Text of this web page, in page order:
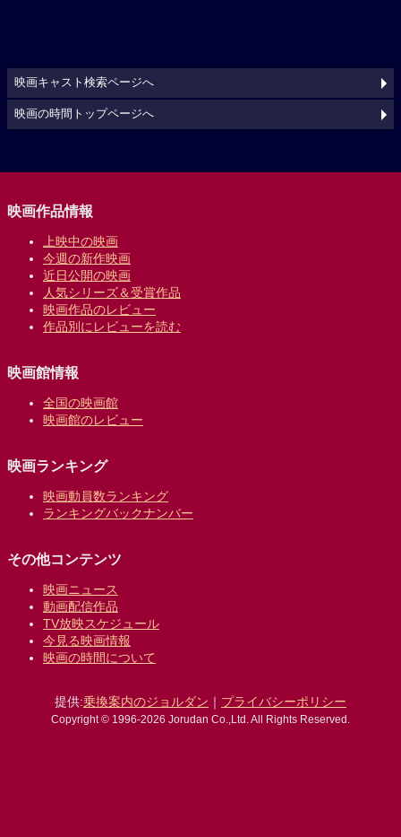
映画キャスト検索ページへ
映画の時間トップページへ
映画作品情報
上映中の映画
今週の新作映画
近日公開の映画
人気シリーズ＆受賞作品
映画作品のレビュー
作品別にレビューを読む
映画館情報
全国の映画館
映画館のレビュー
映画ランキング
映画動員数ランキング
ランキングバックナンバー
その他コンテンツ
映画ニュース
動画配信作品
TV放映スケジュール
今見る映画情報
映画の時間について
提供:乗換案内のジョルダン ｜ プライバシーポリシー
Copyright © 1996-2026 Jorudan Co.,Ltd. All Rights Reserved.